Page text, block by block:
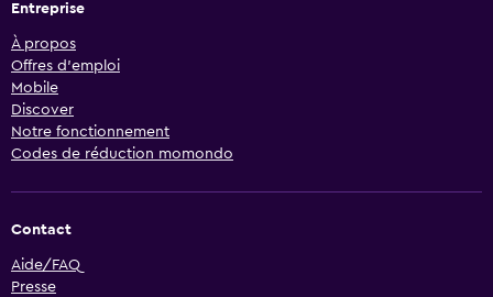
Entreprise
À propos
Offres d’emploi
Mobile
Discover
Notre fonctionnement
Codes de réduction momondo
Contact
Aide/FAQ
Presse